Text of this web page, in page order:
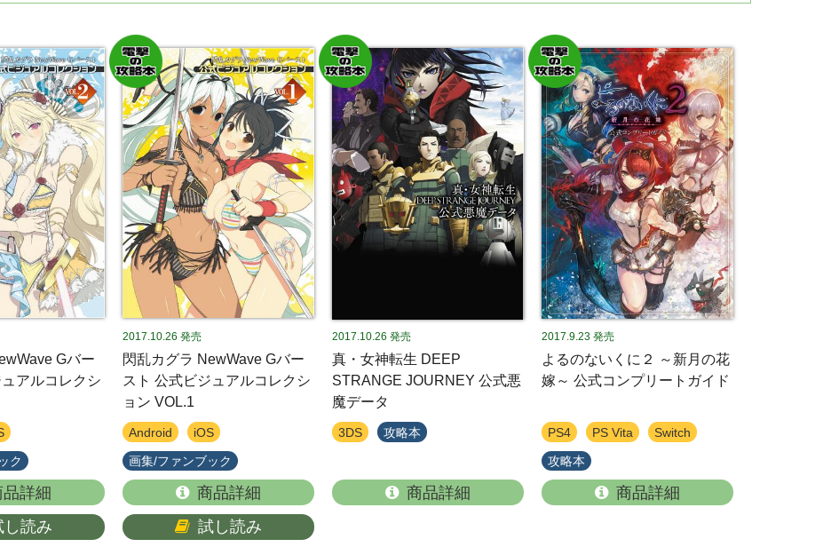
Gバー
アルコレクシ
ク
品詳細
し読み
2017.10.26 発売
閃乱カグラ NewWave Gバー
スト 公式ビジュアルコレクシ
ョン VOL.1
Android iOS
画集/ファンブック
商品詳細
試し読み
2017.10.26 発売
真・女神転生 DEEP
STRANGE JOURNEY 公式悪
魔データ
3DS 攻略本
商品詳細
2017.9.23 発売
よるのないくに２ ～新月の花
嫁～ 公式コンプリートガイド
PS4 PS Vita Switch
攻略本
商品詳細